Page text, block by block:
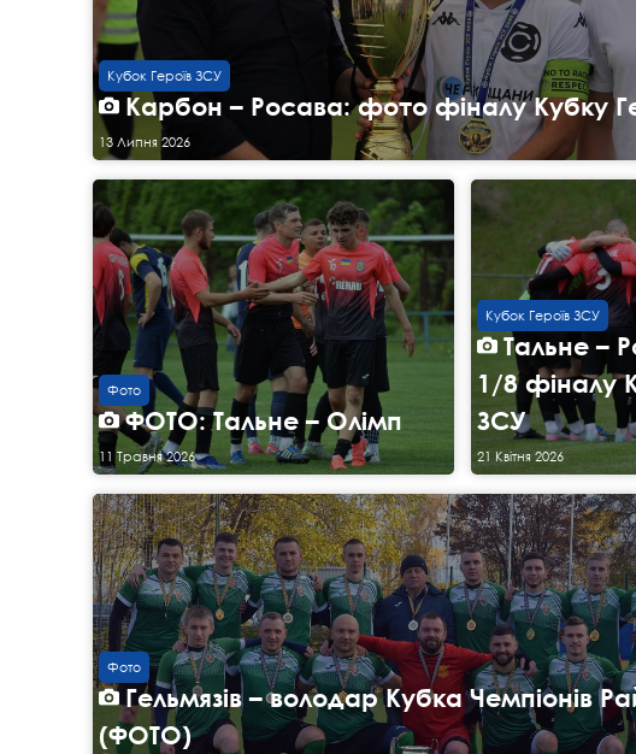
Кубок Героїв ЗСУ
Карбон – Росава: фото фіналу Кубку
13 Липня 2026
Фото
ФОТО: Тальне – Олімп
11 Травня 2026
Кубок Героїв ЗСУ
Тальне –
1/8 фіналу
ЗСУ
21 Квітня 2026
Фото
Гельмязів – володар Кубка Чемпіонів
(ФОТО)